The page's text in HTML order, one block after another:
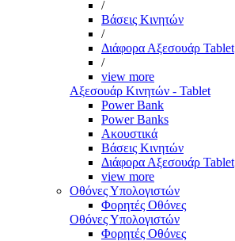
/
Βάσεις Κινητών
/
Διάφορα Αξεσουάρ Tablet
/
view more
Αξεσουάρ Κινητών - Tablet
Power Bank
Power Banks
Ακουστικά
Βάσεις Κινητών
Διάφορα Αξεσουάρ Tablet
view more
Οθόνες Υπολογιστών
Φορητές Οθόνες
Οθόνες Υπολογιστών
Φορητές Οθόνες